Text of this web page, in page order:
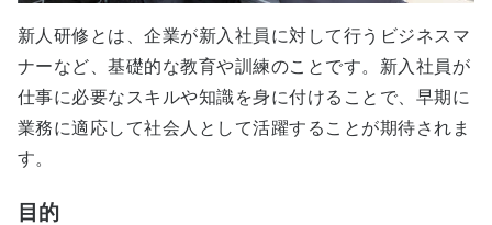
新人研修とは、企業が新入社員に対して行うビジネスマ
ナーなど、基礎的な教育や訓練のことです。新入社員が
仕事に必要なスキルや知識を身に付けることで、早期に
業務に適応して社会人として活躍することが期待されま
す。
目的